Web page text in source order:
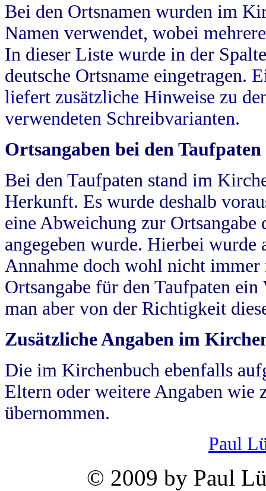
Bei den Ortsnamen wurden im
Namen verwendet, wobei
In dieser Liste wurde in der
deutsche Ortsname eingetragen.
liefert zusätzliche Hinweise zu
verwendeten Schreibvarianten.
Ortsangaben bei den Taufpaten
Bei den Taufpaten stand im
Herkunft. Es wurde deshalb
eine Abweichung zur
angegeben wurde. Hierbei wurde
Annahme doch wohl nicht
Ortsangabe für den Taufpaten
man aber von der Richtigkeit
Zusätzliche Angaben im
Die im Kirchenbuch ebenfalls
Eltern oder weitere Angaben wie
übernommen.
Paul
© 2009 by Paul